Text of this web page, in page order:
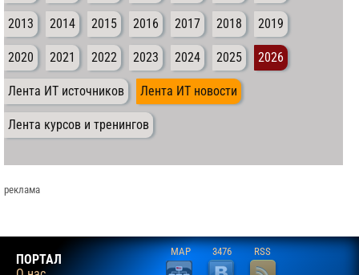
2013 2014 2015 2016 2017 2018 2019
2020 2021 2022 2023 2024 2025 2026
Лента ИТ источников Лента ИТ новости
Лента курсов и тренингов
реклама
ПОРТАЛ
MAP 3476 RSS